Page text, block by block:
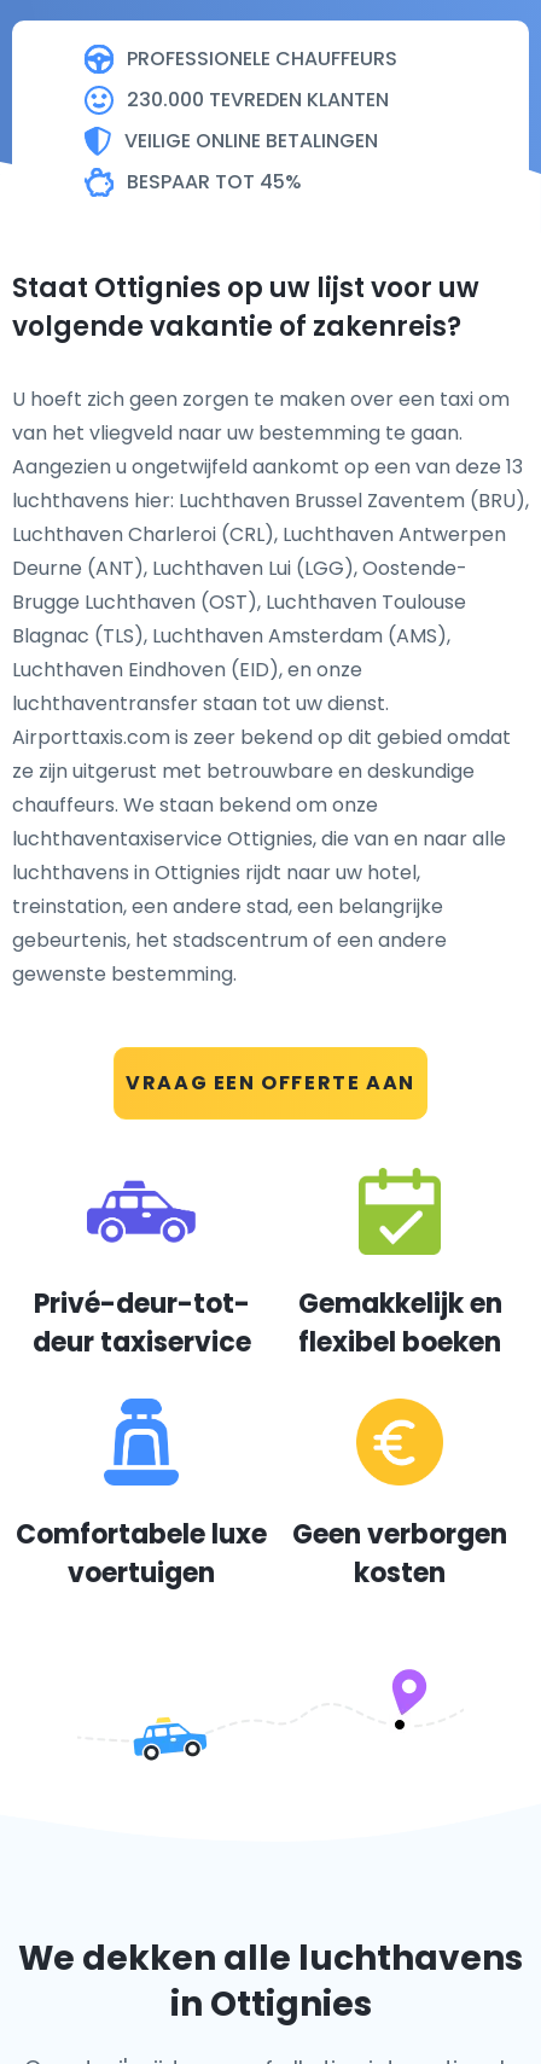
PROFESSIONELE CHAUFFEURS
230.000 TEVREDEN KLANTEN
VEILIGE ONLINE BETALINGEN
BESPAAR TOT 45%
VRAAG EEN OFFERTE AAN
Staat Ottignies op uw lijst voor uw
volgende vakantie of zakenreis?
U hoeft zich geen zorgen te maken over een taxi om
van het vliegveld naar uw bestemming te gaan.
Aangezien u ongetwijfeld aankomt op een van deze 13
luchthavens hier: Luchthaven Brussel Zaventem (BRU),
Luchthaven Charleroi (CRL), Luchthaven Antwerpen
Deurne (ANT), Luchthaven Lui (LGG), Oostende-
Brugge Luchthaven (OST), Luchthaven Toulouse
Blagnac (TLS), Luchthaven Amsterdam (AMS),
Luchthaven Eindhoven (EID), en onze
luchthaventransfer staan tot uw dienst.
Airporttaxis.com is zeer bekend op dit gebied omdat
ze zijn uitgerust met betrouwbare en deskundige
chauffeurs. We staan bekend om onze
luchthaventaxiservice Ottignies, die van en naar alle
luchthavens in Ottignies rijdt naar uw hotel,
treinstation, een andere stad, een belangrijke
gebeurtenis, het stadscentrum of een andere
gewenste bestemming.
Privé-deur-tot-
deur taxiservice
Gemakkelijk en
flexibel boeken
Comfortabele luxe
voertuigen
Geen verborgen
kosten
We dekken alle luchthavens
in Ottignies